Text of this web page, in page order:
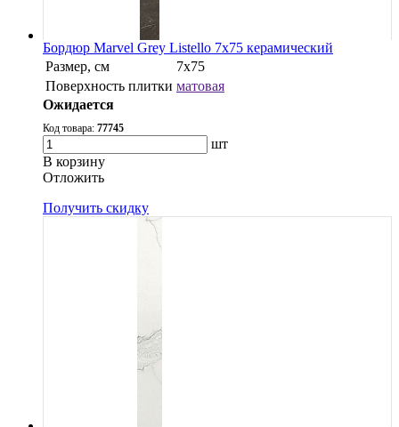
Бордюр Marvel Grey Listello 7x75 керамический
Размер, см
7x75
Поверхность плитки матовая
Ожидается
Код товара: 77745
шт
В корзину
Oтложить
Получить скидку